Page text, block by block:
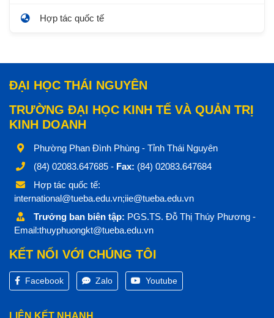
Hợp tác quốc tế
ĐẠI HỌC THÁI NGUYÊN
TRƯỜNG ĐẠI HỌC KINH TẾ VÀ QUẢN TRỊ
KINH DOANH
Phường Phan Đình Phùng - Tỉnh Thái Nguyên
(84) 02083.647685 - Fax: (84) 02083.647684
Hợp tác quốc tế:
international@tueba.edu.vn;iie@tueba.edu.vn
Trưởng ban biên tập: PGS.TS. Đỗ Thị Thúy Phương -
Email:thuyphuongkt@tueba.edu.vn
KẾT NỐI VỚI CHÚNG TÔI
Facebook Zalo Youtube